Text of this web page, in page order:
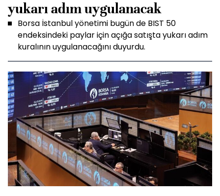
yukarı adım uygulanacak
Borsa İstanbul yönetimi bugün de BIST 50
endeksindeki paylar için açığa satışta yukarı adım
kuralının uygulanacağını duyurdu.